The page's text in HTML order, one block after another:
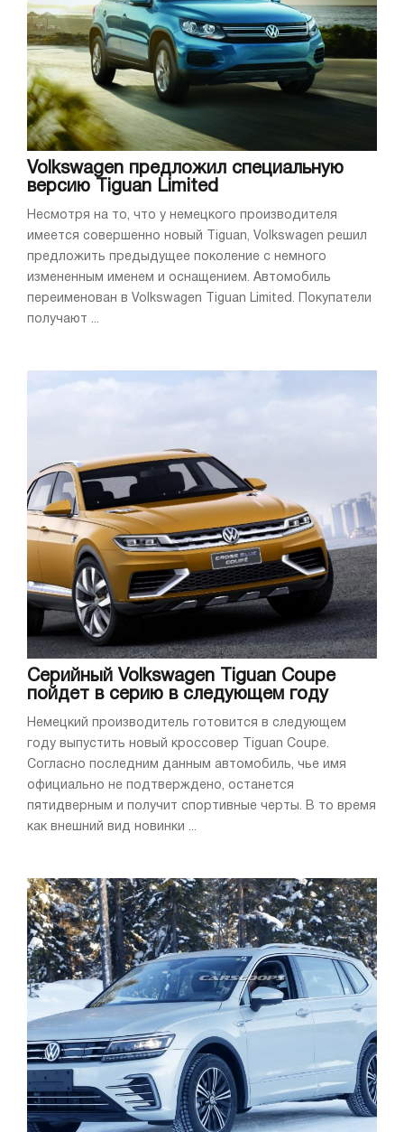
Volkswagen предложил специальную
версию Tiguan Limited
Несмотря на то, что у немецкого производителя
имеется совершенно новый Tiguan, Volkswagen решил
предложить предыдущее поколение с немного
измененным именем и оснащением. Автомобиль
переименован в Volkswagen Tiguan Limited. Покупатели
получают ...
Серийный Volkswagen Tiguan Coupe
пойдет в серию в следующем году
Немецкий производитель готовится в следующем
году выпустить новый кроссовер Tiguan Coupe.
Согласно последним данным автомобиль, чье имя
официально не подтверждено, останется
пятидверным и получит спортивные черты. В то время
как внешний вид новинки ...